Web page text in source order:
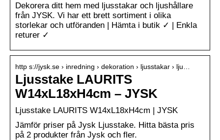
Dekorera ditt hem med ljusstakar och ljushållare
från JYSK. Vi har ett brett sortiment i olika
storlekar och utföranden | Hämta i butik ✓ | Enkla
returer ✓
http s://jysk.se › inredning › dekoration › ljusstakar › lju…
Ljusstake LAURITS
W14xL18xH4cm – JYSK
Ljusstake LAURITS W14xL18xH4cm | JYSK
Jämför priser på Jysk Ljusstake. Hitta bästa pris
på 2 produkter från Jysk och fler.